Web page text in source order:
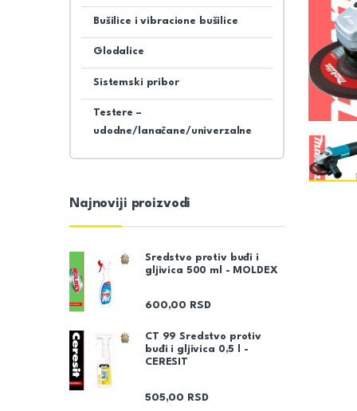
Bušilice i vibracione bušilice
Glodalice
Sistemski pribor
Testere –
udodne/lanačane/univerzalne
Najnoviji proizvodi
Sredstvo protiv buđi i
gljivica 500 ml - MOLDEX
600,00 RSD
CT 99 Sredstvo protiv
buđi i gljivica 0,5 l -
CERESIT
505,00 RSD